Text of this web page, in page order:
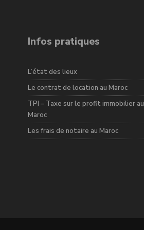
Infos pratiques
L’état des lieux
Le contrat de location au Maroc
TPI – Taxe sur le profit immobilier au
Maroc
Les frais de notaire au Maroc